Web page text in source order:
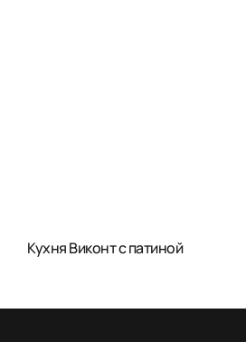
Кухня Виконт с патиной